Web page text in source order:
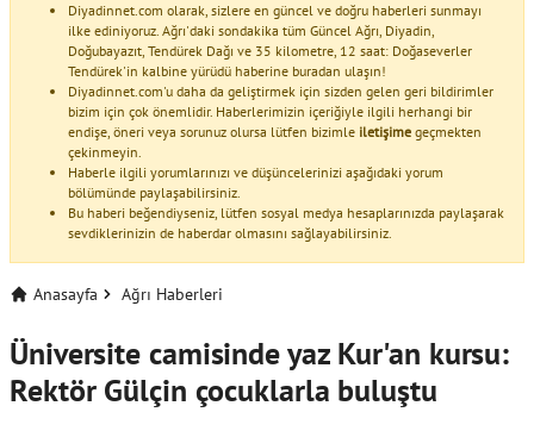
Diyadinnet.com olarak, sizlere en güncel ve doğru haberleri sunmayı
ilke ediniyoruz. Ağrı'daki sondakika tüm Güncel Ağrı, Diyadin,
Doğubayazıt, Tendürek Dağı ve 35 kilometre, 12 saat: Doğaseverler
Tendürek'in kalbine yürüdü haberine buradan ulaşın!
Diyadinnet.com'u daha da geliştirmek için sizden gelen geri bildirimler
bizim için çok önemlidir. Haberlerimizin içeriğiyle ilgili herhangi bir
endişe, öneri veya sorunuz olursa lütfen bizimle iletişime geçmekten
çekinmeyin.
Haberle ilgili yorumlarınızı ve düşüncelerinizi aşağıdaki yorum
bölümünde paylaşabilirsiniz.
Bu haberi beğendiyseniz, lütfen sosyal medya hesaplarınızda paylaşarak
sevdiklerinizin de haberdar olmasını sağlayabilirsiniz.
Anasayfa Ağrı Haberleri
Üniversite camisinde yaz Kur'an kursu:
Rektör Gülçin çocuklarla buluştu